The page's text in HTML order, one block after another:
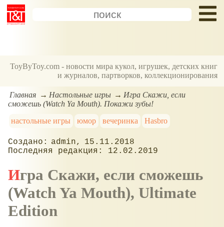
ToyByToy.com - новости мира кукол, игрушек, детских книг
и журналов, партворков, коллекционирования
Главная Настольные игры
Игра Скажи, если
сможешь (Watch Ya Mouth). Покажи зубы!
настольные игры
юмор вечеринка Hasbro
admin
15.11.2018
12.02.2019
Игра Скажи, если сможешь
(Watch Ya Mouth), Ultimate
Edition